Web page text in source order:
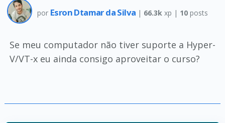
por Esron Dtamar da Silva | 66.3k xp | 10posts
Se meu computador não tiver suporte a Hyper-
V/VT-x eu ainda consigo aproveitar o curso?